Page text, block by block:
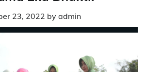
23, 2022 by admin